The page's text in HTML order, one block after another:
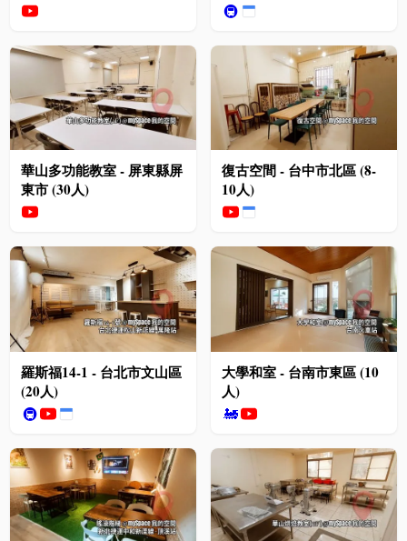
🚇
華山多功能教室 - 屏東縣屏
東市 (30人)
復古空間 - 台中市北區 (8-
10人)
羅斯福14-1 - 台北市文山區
(20人)
🚇
大學和室 - 台南市東區 (10
人)
🚂